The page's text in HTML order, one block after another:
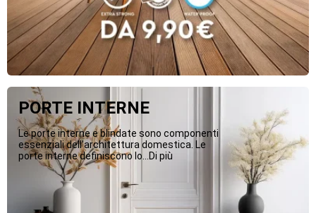
PORTE INTERNE
Le porte interne e blindate sono componenti
essenziali dell’architettura domestica. Le
porte interne definiscono lo...Di più